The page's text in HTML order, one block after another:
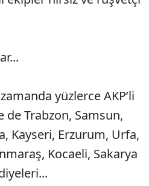
yüzlerce AKP’li
de Trabzon, Samsun,
Kayseri, Erzurum, Urfa,
Kocaeli, Sakarya